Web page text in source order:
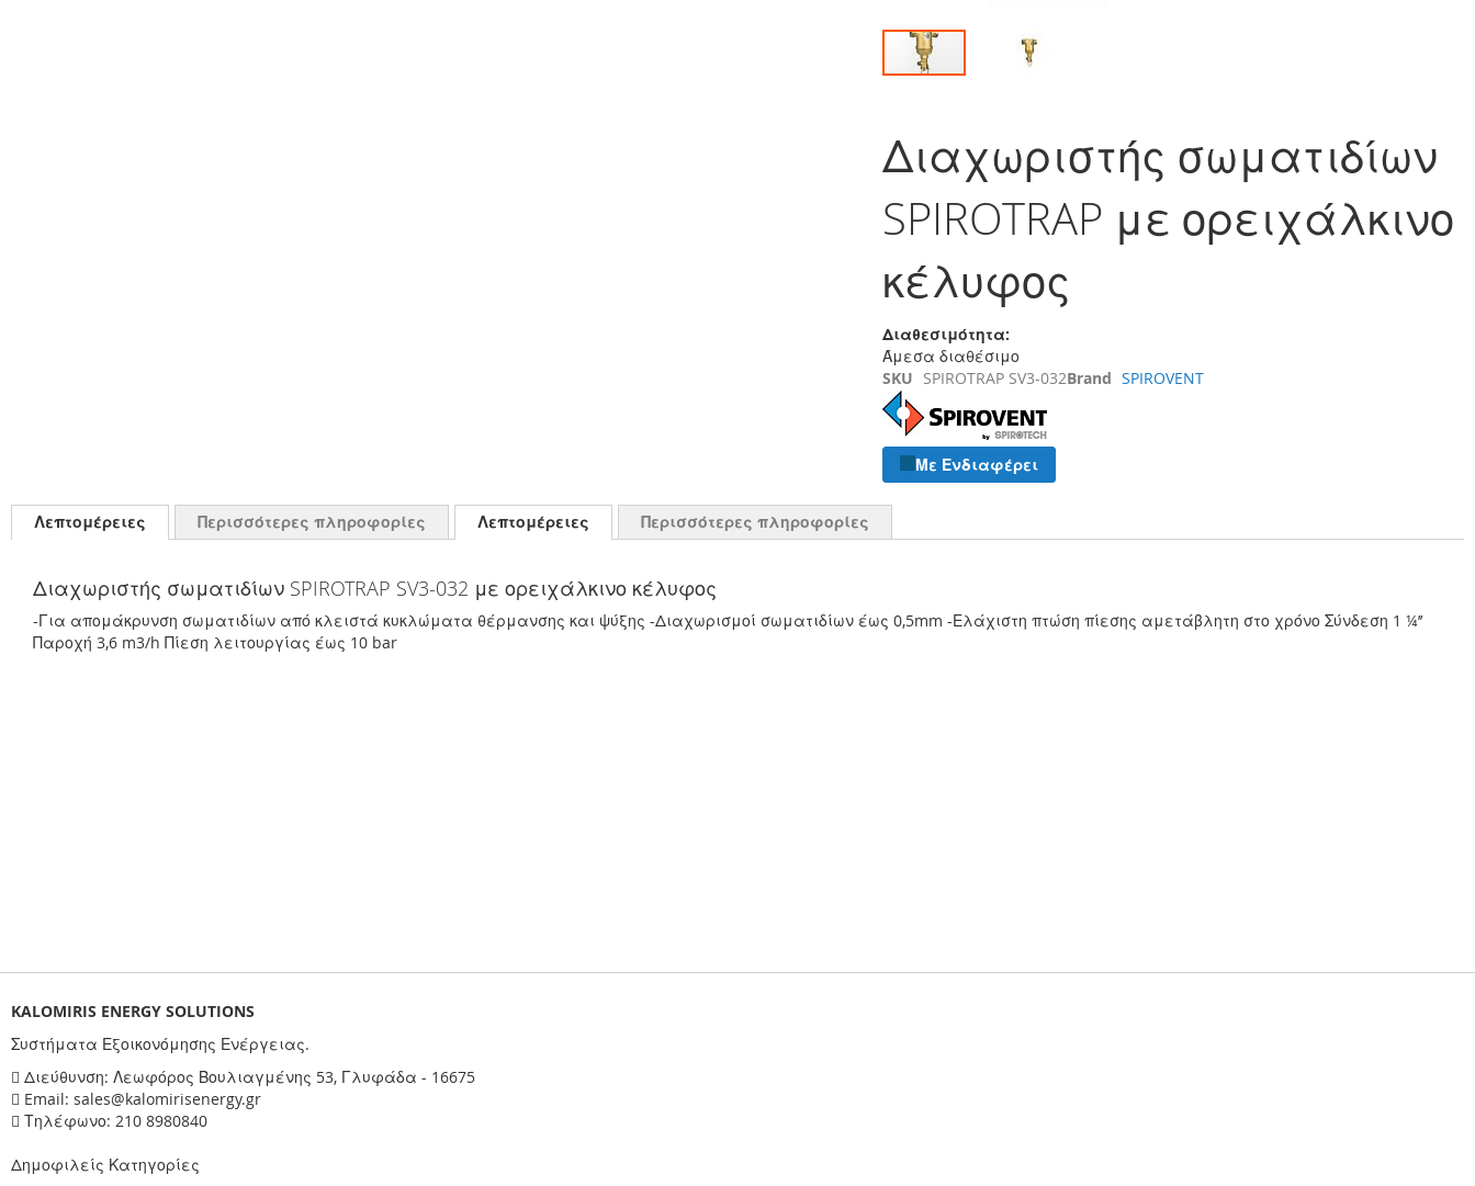
αρχή
της
εικόνων
Διαχωριστής σωματιδίων
SPIROTRAP με ορειχάλκινο
κέλυφος
Διαθεσιμότητα:
Άμεσα διαθέσιμο
SKU SPIROTRAP SV3-032Brand SPIROVENT
Με Ενδιαφέρει
Λεπτομέρειες Περισσότερες πληροφορίες Λεπτομέρειες
Διαχωριστής σωματιδίων SPIROTRAP SV3-032 με ορειχάλκινο κέλυφος
-Για απομάκρυνση σωματιδίων από κλειστά κυκλώματα θέρμανσης και ψύξης -Διαχωρισμοί σωματιδίων έως 0,5mm -Ελάχιστη πτώση πίεσης αμετάβλητη στο χρόνο Σύνδεση 1 ¼’’
Παροχή 3,6 m3/h Πίεση λειτουργίας έως 10 bar
Περισσότερες πληροφορίες
KALOMIRIS ENERGY SOLUTIONS
Συστήματα Εξοικονόμησης Ενέργειας.
Διεύθυνση: Λεωφόρος Βουλιαγμένης 53, Γλυφάδα - 16675
Email: sales@kalomirisenergy.gr
Τηλέφωνο: 210 8980840
Δημοφιλείς Κατηγορίες